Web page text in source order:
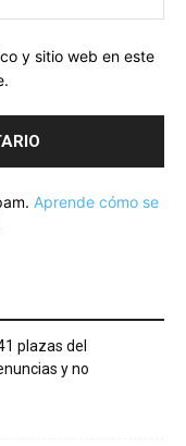
y sitio web en este
Aprende cómo se
plazas del
y no